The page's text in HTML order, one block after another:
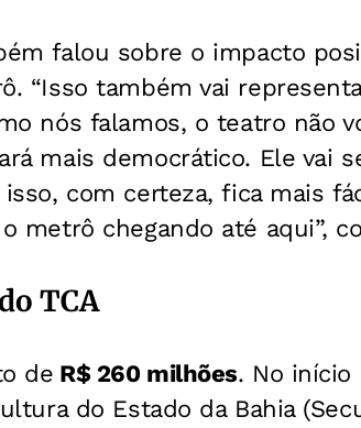
falou sobre o impacto
“Isso também vai
nós falamos, o teatro não
mais democrático. Ele vai
com certeza, fica mais
metrô chegando até aqui”,
TCA
de R$ 260 milhões. No início
do Estado da Bahia